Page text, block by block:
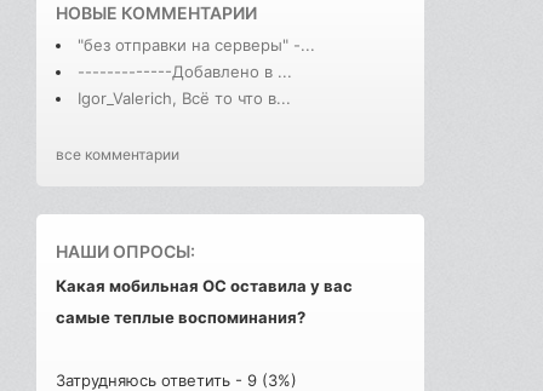
НОВЫЕ КОММЕНТАРИИ
"без отправки на серверы" -...
-------------Добавлено в ...
Igor_Valerich, Всё то что в...
все комментарии
НАШИ ОПРОСЫ:
Какая мобильная ОС оставила у вас
самые теплые воспоминания?
Затрудняюсь ответить - 9 (3%)